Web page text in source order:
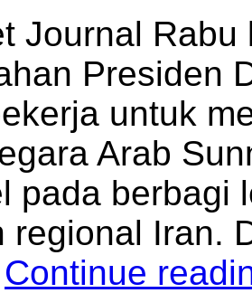
Journal
Presiden
untuk
Arab
pada berbagi
regional Iran.
Continue